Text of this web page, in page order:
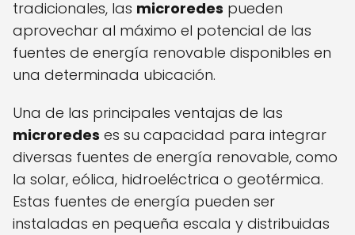
tradicionales, las microredes pueden
aprovechar al máximo el potencial de las
fuentes de energía renovable disponibles en
una determinada ubicación.
Una de las principales ventajas de las
microredes es su capacidad para integrar
diversas fuentes de energía renovable, como
la solar, eólica, hidroeléctrica o geotérmica.
Estas fuentes de energía pueden ser
instaladas en pequeña escala y distribuidas